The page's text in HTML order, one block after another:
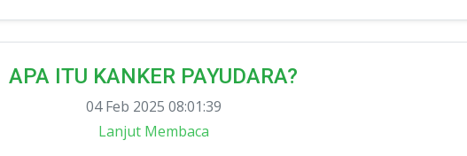
APA ITU KANKER PAYUDARA?
04 Feb 2025 08:01:39
Lanjut Membaca